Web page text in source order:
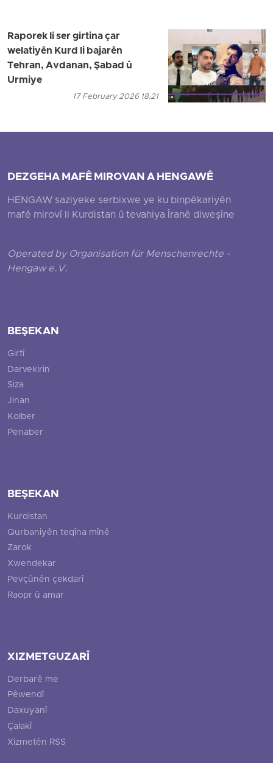
Raporek li ser girtina çar
welatiyên Kurd li bajarên
Tehran, Avdanan, Şabad û
Urmiye
17 February 2026 18:21
DEZGEHA MAFÊ MIROVAN A HENGAWÊ
HENGAW saziyeke serbixwe ye ku binpêkariyên
mafê mirovî li Kurdistan û tevahiya Îranê diweşîne
Operated by Organisation für Menschenrechte -
Hengaw e.V.
BEŞEKAN
Girtî
Darvekirin
Siza
Jinan
Kolber
Penaber
BEŞEKAN
Kurdistan
Qurbaniyên teqîna mînê
Zarok
Xwendekar
Pevçûnên çekdarî
Raopr û amar
XIZMETGUZARÎ
Derbarê me
Pêwendî
Daxuyanî
Çalakî
Xizmetên RSS